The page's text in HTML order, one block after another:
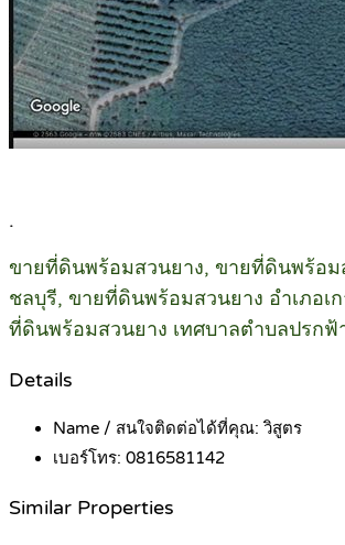
.
ขายที่ดินพร้อมสวนยาง, ขายที่ดินพร้อม
ชลบุรี, ขายที่ดินพร้อมสวนยาง อำเภอเ
ที่ดินพร้อมสวนยาง เทศบาลตำบลปรกฟ้
Details
Name / สนใจติดต่อได้ที่คุณ: วิสูตร
เบอร์โทร: 0816581142
Similar Properties